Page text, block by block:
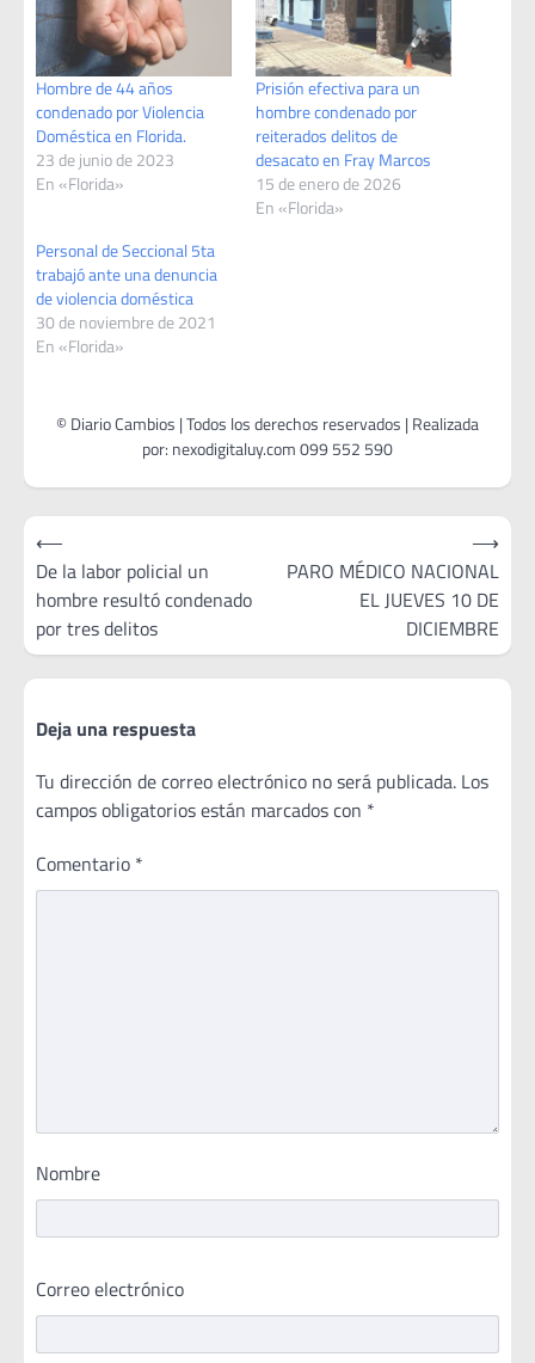
Hombre de 44 años
condenado por Violencia
Doméstica en Florida.
23 de junio de 2023
En «Florida»
Prisión efectiva para un
hombre condenado por
reiterados delitos de
desacato en Fray Marcos
15 de enero de 2026
En «Florida»
Personal de Seccional 5ta
trabajó ante una denuncia
de violencia doméstica
30 de noviembre de 2021
En «Florida»
Navegación
de
entradas
⟵
De la labor policial un
hombre resultó condenado
por tres delitos
PARO MÉDICO NACIONAL
EL JUEVES 10 DE
DICIEMBRE
⟶
Deja una respuesta
Tu dirección de correo electrónico no será publicada. Los
campos obligatorios están marcados con *
Comentario *
Nombre
Correo electrónico